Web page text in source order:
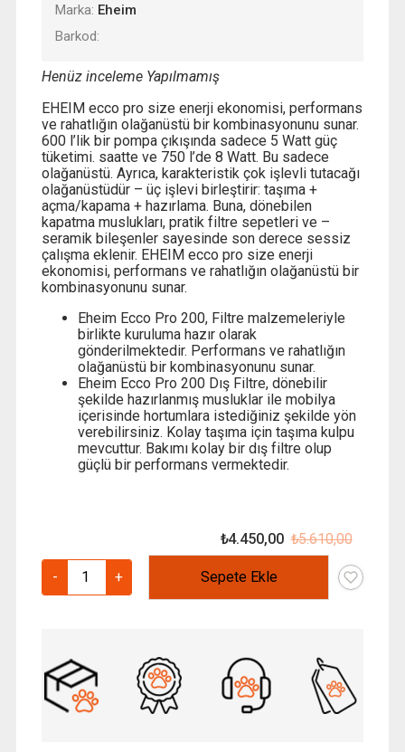
Marka: Eheim
Barkod:
Henüz inceleme Yapılmamış
EHEIM ecco pro size enerji ekonomisi, performans
ve rahatlığın olağanüstü bir kombinasyonunu sunar.
600 l’lik bir pompa çıkışında sadece 5 Watt güç
tüketimi. saatte ve 750 l’de 8 Watt. Bu sadece
olağanüstü. Ayrıca, karakteristik çok işlevli tutacağı
olağanüstüdür – üç işlevi birleştirir: taşıma +
açma/kapama + hazırlama. Buna, dönebilen
kapatma muslukları, pratik filtre sepetleri ve –
seramik bileşenler sayesinde son derece sessiz
çalışma eklenir. EHEIM ecco pro size enerji
ekonomisi, performans ve rahatlığın olağanüstü bir
kombinasyonunu sunar.
Eheim Ecco Pro 200, Filtre malzemeleriyle
birlikte kuruluma hazır olarak
gönderilmektedir. Performans ve rahatlığın
olağanüstü bir kombinasyonunu sunar.
Eheim Ecco Pro 200 Dış Filtre, dönebilir
şekilde hazırlanmış musluklar ile mobilya
içerisinde hortumlara istediğiniz şekilde yön
verebilirsiniz. Kolay taşıma için taşıma kulpu
mevcuttur. Bakımı kolay bir dış filtre olup
güçlü bir performans vermektedir.
₺5.610,00
fiyat:
₺
₺4.450,00
andaki
fiyat:
-
Eheim
Ecco
Filtre
adet
+ Sepete Ekle